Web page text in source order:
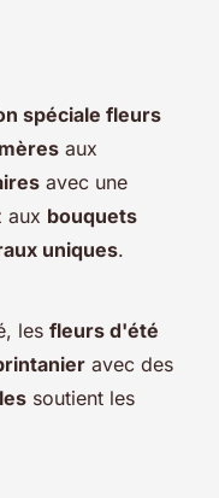
spéciale fleurs
aux
avec une
aux bouquets
uniques.
les fleurs d'été
avec des
soutient les